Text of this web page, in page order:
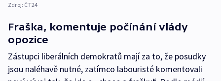
Zdroj: ČT24
Fraška, komentuje počínání vlády
opozice
Zástupci liberálních demokratů mají za to, že posudky
jsou naléhavě nutné, zatímco labouristé komentovali